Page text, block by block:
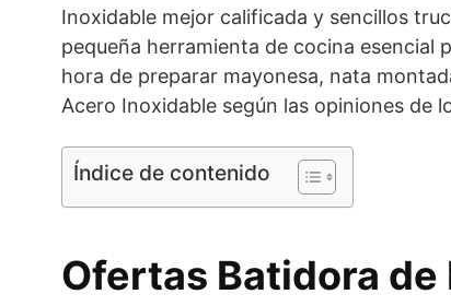
Inoxidable mejor calificada y sencillos
pequeña herramienta de cocina esencial
hora de preparar mayonesa, nata
Acero Inoxidable según las opiniones de
Índice de contenido
Ofertas Batidora de